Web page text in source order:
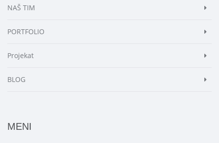
NAŠ TIM
PORTFOLIO
Projekat
BLOG
MENI